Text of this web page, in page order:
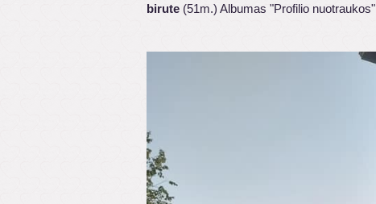
birute (51m.) Albumas "Profilio nuotraukos"